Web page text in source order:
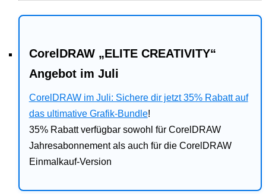
CorelDRAW „ELITE CREATIVITY“
Angebot im Juli
CorelDRAW im Juli: Sichere dir jetzt 35% Rabatt auf
das ultimative Grafik-Bundle!
35% Rabatt verfügbar sowohl für CorelDRAW
Jahresabonnement als auch für die CorelDRAW
Einmalkauf-Version